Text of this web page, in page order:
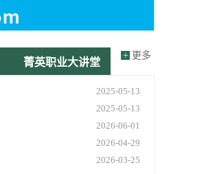
菁英职业大讲堂
+ 更多
2025-05-13
2025-05-13
2026-06-01
2026-04-29
2026-03-25